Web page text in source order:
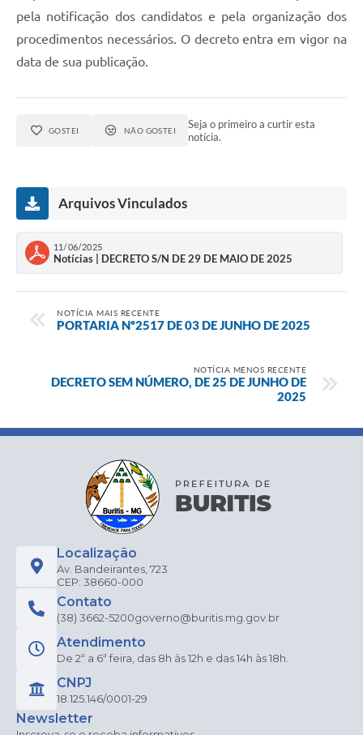
pela notificação dos candidatos e pela organização dos
procedimentos necessários. O decreto entra em vigor na
data de sua publicação.
GOSTEI NÃO GOSTEI
Seja o primeiro a curtir esta
notícia.
Arquivos Vinculados
11/06/2025
Notícias | DECRETO S/N DE 29 DE MAIO DE 2025
NOTÍCIA MAIS RECENTE
PORTARIA Nº2517 DE 03 DE JUNHO DE 2025
NOTÍCIA MENOS RECENTE
DECRETO SEM NÚMERO, DE 25 DE JUNHO DE
2025
Localização
Av. Bandeirantes, 723
CEP: 38660-000
Contato
(38) 3662-5200governo@buritis.mg.gov.br
Atendimento
De 2ª a 6ª feira, das 8h às 12h e das 14h às 18h.
CNPJ
18.125.146/0001-29
Newsletter